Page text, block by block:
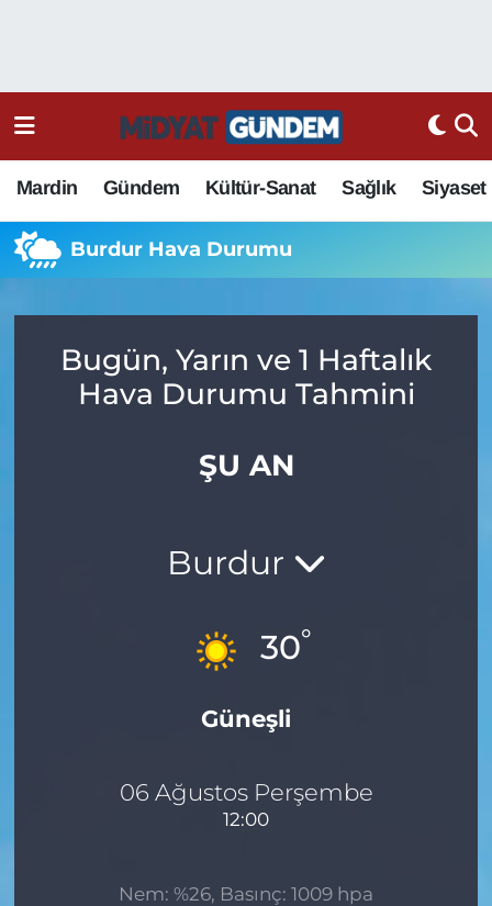
Mardin Gündem Kültür-Sanat Sağlık Siyaset
Burdur Hava Durumu
Bugün, Yarın ve 1 Haftalık
Hava Durumu Tahmini
ŞU AN
Burdur
30°
Güneşli
06 Ağustos Perşembe
12:00
Nem: %26, Basınç: 1009 hpa